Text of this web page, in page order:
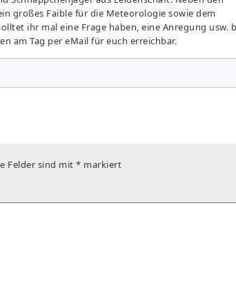
großes Fai­ble für die Meteorologie sowie dem
ihr mal eine Frage haben, eine Anregung usw.
am Tag per eMail für euch erreichbar.
Felder sind mit * markiert